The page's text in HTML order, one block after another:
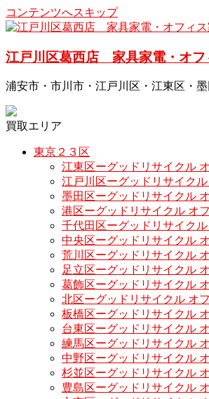
コンテンツへスキップ
江戸川区葛西店 家具家電・オフ
浦安市・市川市・江戸川区・江東区・
買取エリア
東京２３区
江東区ーグッドリサイクル
江戸川区ーグッドリサイク
墨田区ーグッドリサイクル
港区ーグッドリサイクル オ
千代田区ーグッドリサイク
中央区ーグッドリサイクル
荒川区ーグッドリサイクル
足立区ーグッドリサイクル
葛飾区ーグッドリサイクル
北区ーグッドリサイクル オ
板橋区ーグッドリサイクル
台東区ーグッドリサイクル
練馬区ーグッドリサイクル
中野区ーグッドリサイクル
杉並区ーグッドリサイクル
豊島区ーグッドリサイクル